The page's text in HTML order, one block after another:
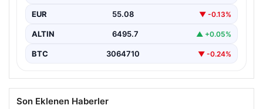
EUR 55.08 ▼ -0.13%
ALTIN 6495.7 ▲ +0.05%
BTC 3064710 ▼ -0.24%
Son Eklenen Haberler